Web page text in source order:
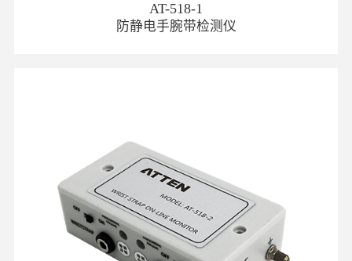
AT-518-1
防静电手腕带检测仪